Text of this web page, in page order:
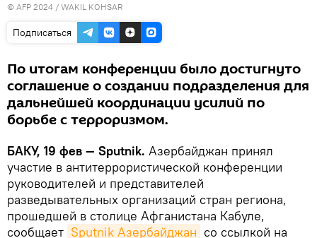
© AFP 2024 / WAKIL KOHSAR
Подписаться
По итогам конференции было достигнуто
соглашение о создании подразделения для
дальнейшей координации усилий по
борьбе с терроризмом.
БАКУ, 19 фев — Sputnik. Азербайджан принял
участие в антитеррористической конференции
руководителей и представителей
разведывательных организаций стран региона,
прошедшей в столице Афганистана Кабуле,
сообщает Sputnik Азербайджан со ссылкой на